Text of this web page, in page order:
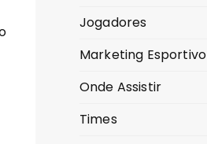
Jogadores
Marketing Esportivo
Onde Assistir
Times